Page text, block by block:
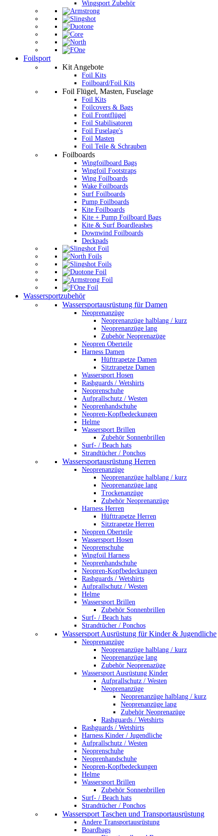
Wingsport Zubehör
Foilsport
Kit Angebote
Foil Kits
Foilboard/Foil Kits
Foil Flügel, Masten, Fuselage
Foil Kits
Foilcovers & Bags
Foil Frontflügel
Foil Stabilisatoren
Foil Fuselage's
Foil Masten
Foil Teile & Schrauben
Foilboards
Wingfoilboard Bags
Wingfoil Footstraps
Wing Foilboards
Wake Foilboards
Surf Foilboards
Pump Foilboards
Kite Foilboards
Kite + Pump Foilboard Bags
Kite & Surf Boardleashes
Downwind Foilboards
Deckpads
Wassersportzubehör
Wassersportausrüstung für Damen
Neoprenanzüge
Neoprenanzüge halblang / kurz
Neoprenanzüge lang
Zubehör Neoprenazüge
Neopren Oberteile
Harness Damen
Hüfttrapetze Damen
Sitztrapetze Damen
Wassersport Hosen
Rashguards / Wetshirts
Neoprenschuhe
Aufprallschutz / Westen
Neoprenhandschuhe
Neopren-Kopfbedeckungen
Helme
Wassersport Brillen
Zubehör Sonnenbrillen
Surf- / Beach hats
Strandtücher / Ponchos
Wassersportausrüstung Herren
Neoprenanzüge
Neoprenanzüge halblang / kurz
Neoprenanzüge lang
Trockenanzüge
Zubehör Neoprenanzüge
Harness Herren
Hüfttrapetze Herren
Sitztrapetze Herren
Neopren Oberteile
Wassersport Hosen
Neoprenschuhe
Wingfoil Harness
Neoprenhandschuhe
Neopren-Kopfbedeckungen
Rashguards / Wetshirts
Aufprallschutz / Westen
Helme
Wassersport Brillen
Zubehör Sonnenbrillen
Surf- / Beach hats
Strandtücher / Ponchos
Wassersport Ausrüstung für Kinder & Jugendliche
Neoprenanzüge
Neoprenanzüge halblang / kurz
Neoprenanzüge lang
Zubehör Neoprenazüge
Wassersport Ausrüstung Kinder
Aufprallschutz / Westen
Neoprenanzüge
Neoprenanzüge halblang / kurz
Neoprenanzüge lang
Zubehör Neoprenazüge
Rashguards / Wetshirts
Rashguards / Wetshirts
Harness Kinder / Jugendliche
Aufprallschutz / Westen
Neoprenschuhe
Neoprenhandschuhe
Neopren-Kopfbedeckungen
Helme
Wassersport Brillen
Zubehör Sonnenbrillen
Surf- / Beach hats
Strandtücher / Ponchos
Wassersport Taschen und Transportausrüstung
Andere Transportausrüstung
Boardbags